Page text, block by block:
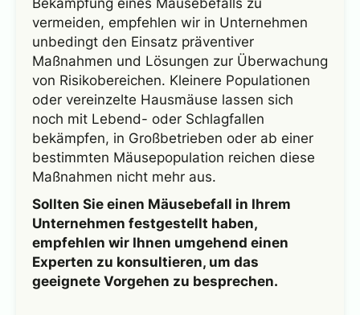
Bekämpfung eines Mäusebefalls zu
vermeiden, empfehlen wir in Unternehmen
unbedingt den Einsatz präventiver
Maßnahmen und Lösungen zur Überwachung
von Risikobereichen. Kleinere Populationen
oder vereinzelte Hausmäuse lassen sich
noch mit Lebend- oder Schlagfallen
bekämpfen, in Großbetrieben oder ab einer
bestimmten Mäusepopulation reichen diese
Maßnahmen nicht mehr aus.
Sollten Sie einen Mäusebefall in Ihrem
Unternehmen festgestellt haben,
empfehlen wir Ihnen umgehend einen
Experten zu konsultieren, um das
geeignete Vorgehen zu besprechen.